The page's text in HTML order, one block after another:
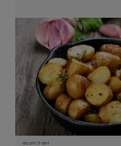
acum 5 ani